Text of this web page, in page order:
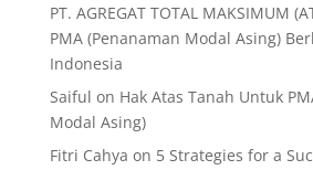
PT. AGREGAT TOTAL MAKSIMUM
PMA (Penanaman Modal Asing)
Indonesia
Saiful on Hak Atas Tanah Untuk
Modal Asing)
Fitri Cahya on 5 Strategies for a